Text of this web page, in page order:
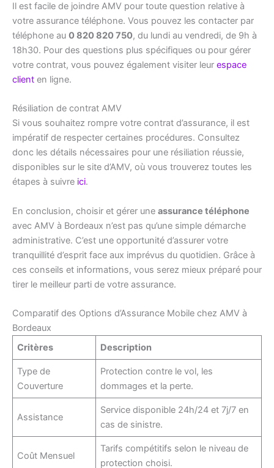
Il est facile de joindre AMV pour toute question relative à
votre assurance téléphone. Vous pouvez les contacter par
téléphone au 0 820 820 750, du lundi au vendredi, de 9h à
18h30. Pour des questions plus spécifiques ou pour gérer
votre contrat, vous pouvez également visiter leur espace
client en ligne.
Résiliation de contrat AMV
Si vous souhaitez rompre votre contrat d’assurance, il est
impératif de respecter certaines procédures. Consultez
donc les détails nécessaires pour une résiliation réussie,
disponibles sur le site d’AMV, où vous trouverez toutes les
étapes à suivre ici.
En conclusion, choisir et gérer une assurance téléphone
avec AMV à Bordeaux n’est pas qu’une simple démarche
administrative. C’est une opportunité d’assurer votre
tranquillité d’esprit face aux imprévus du quotidien. Grâce à
ces conseils et informations, vous serez mieux préparé pour
tirer le meilleur parti de votre assurance.
Comparatif des Options d’Assurance Mobile chez AMV à
Bordeaux
Critères
Description
Type de
Couverture
Protection contre le vol, les
dommages et la perte.
Assistance
Service disponible 24h/24 et 7j/7 en
cas de sinistre.
Coût Mensuel
Tarifs compétitifs selon le niveau de
protection choisi.